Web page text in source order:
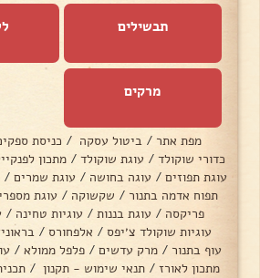
תבשילים
מרקים
מפת אתר / ביטול עסקה / כניסת
כדורי שוקולד / עוגת שוקולד / מתכון
עוגת תפוזים / עוגה בחושה / עוגת שמרים /
תפוח אדמה בתנור / שקשוקה / עוגת
פריקסה / עוגת בננות / עוגיות טחינה /
עוגיות שוקולד צ׳יפס / אלפחורס /
עוף בתנור / מרק עדשים / פלפל ממולא /
מתכון לאורז / תנאי שימוש - תקנון /